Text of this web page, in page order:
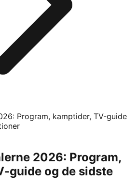
Program, kamptider, TV-guide
2026: Program,
guide og de sidste